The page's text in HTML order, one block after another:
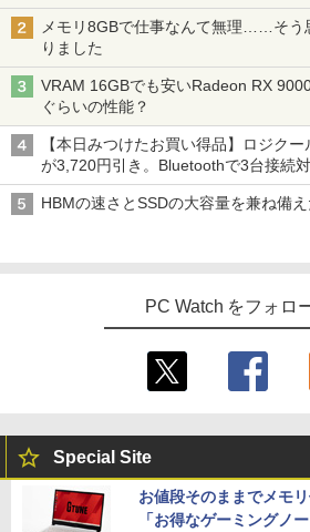
メモリ8GBで仕事なんて無理……そう
りました
VRAM 16GBでも安いRadeon RX
ぐらいの性能？
【本日みつけたお買い得品】ロジク
が3,720円引き。Bluetoothで3台接続
HBMの速さとSSDの大容量を兼ね備え
PC Watch をフォロ
Special Site
お値段そのままでメモ
「お得なゲーミングノー